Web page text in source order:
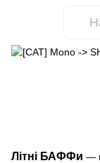
Літні БАФФи —